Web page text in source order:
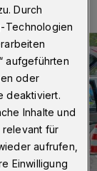
Durch
Technologien
aufgeführten
oder
deaktiviert.
Inhalte und
relevant für
aufrufen,
Einwilligung